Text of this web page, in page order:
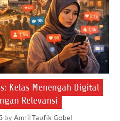
Kelas Menengah Digital
Relevansi
by Amril Taufik Gobel